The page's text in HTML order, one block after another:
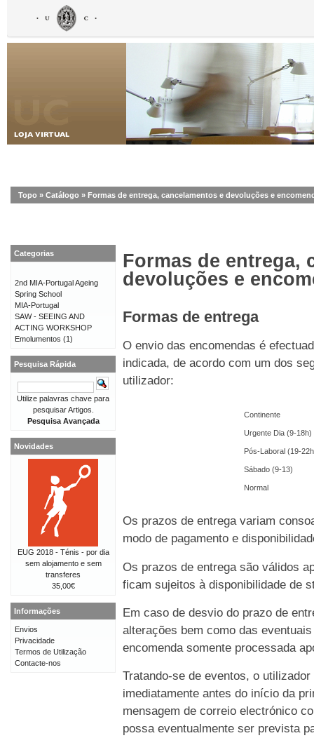
Topo » Catálogo » Formas de entrega, cancelamentos e devoluções e
Formas de entrega,
devoluções e
Formas de entrega
O envio das encomendas é
indicada, de acordo com um dos
utilizador:
Continente
Urgente Dia (9-18h)
Pós-Laboral (19-
Sábado (9-13)
Normal
Os prazos de entrega variam
modo de pagamento e
Os prazos de entrega são válidos
ficam sujeitos à disponibilidade de
Em caso de desvio do prazo de
alterações bem como das
encomenda somente processada
Tratando-se de eventos, o
imediatamente antes do início da
mensagem de correio electrónico
possa eventualmente ser prevista
Categorias
2nd MIA-Portugal Ageing
Spring School
MIA-Portugal
SAW - SEEING AND
ACTING WORKSHOP
Emolumentos (1)
Pesquisa Rápida
Utilize palavras chave para
pesquisar Artigos.
Pesquisa Avançada
Novidades
EUG 2018 - Ténis - por dia
sem alojamento e sem
transferes
35,00€
Informações
Envios
Privacidade
Termos de Utilização
Contacte-nos